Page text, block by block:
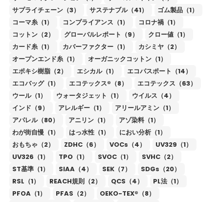
サプライチェーン（3）
サステナブル（41）
ゴム製品（1）
コーマ糸（1）
コンプライアンス（1）
コロナ禍（1）
コットン（2）
グローバルレポート（9）
クロー値（1）
カード糸（1）
カバーファクター（1）
カシミヤ（2）
オープンエンド糸（1）
オーガニックコットン（1）
エポキシ樹脂（2）
エシカル（1）
エコパスポート（14）
エコバッグ（1）
エコテックス®（8）
エコテックス（63）
ウール（1）
ウォータジェット（1）
ウイルス（4）
インド（9）
アレルギー（1）
アリールアミン（1）
アパレル（80）
アニリン（1）
アゾ染料（1）
わが街自慢（1）
はっ水性（1）
におい分析（1）
おもちゃ（2）
ZDHC（6） VOCs（4）
UV329（1）
UV326（1）
TPO（1） SVOC（1）
SVHC（2）
ST基準（1）
SIAA（4） SEK（7）
SDGs（20）
RSL（1）
REACH規則（2） QCS（4）
PL法（1）
PFOA（1）
PFAS（2）
OEKO-TEX®（8）